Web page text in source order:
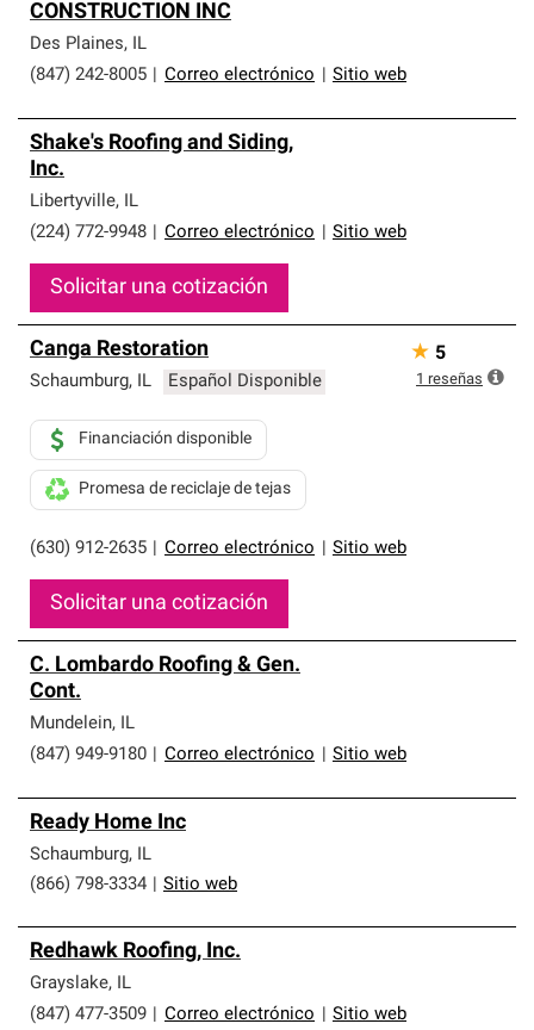
CONSTRUCTION INC
Des Plaines, IL
(847) 242-8005
Correo electrónico Sitio web
Shake's Roofing and Siding,
Inc.
Libertyville, IL
(224) 772-9948
Correo electrónico Sitio web
Solicitar una cotización
Canga Restoration
Schaumburg, IL Español Disponible
(630) 912-2635 Correo electrónico Sitio web
Financiación disponible
Promesa de reciclaje de tejas
Solicitar una cotización
★ 5
1 reseñas
C. Lombardo Roofing & Gen.
Cont.
Mundelein, IL
(847) 949-9180
Correo electrónico Sitio web
Ready Home Inc
Schaumburg, IL
(866) 798-3334
Sitio web
Redhawk Roofing, Inc.
Grayslake, IL
(847) 477-3509
Correo electrónico Sitio web